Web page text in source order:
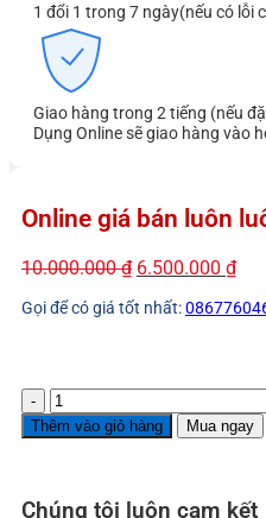
1 đổi 1 trong 7 ngày(nếu có lỗi
Giao hàng trong 2 tiếng (nếu
Dụng Online sẽ giao hàng vào
Online giá bán luôn
10.000.000₫ Giá
là:
6.500.000 ₫Giá
tại
Gọi để có giá tốt nhất:
Loa
karaoke
Acnos
TOP
Thêm vào giỏ hàng Mua ngay
Chúng tôi luôn cam kết